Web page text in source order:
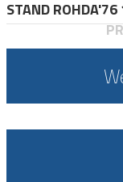
STAND ROHDA'76